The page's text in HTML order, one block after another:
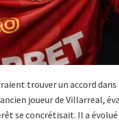
trouver un accord dans
joueur de Villarreal,
se concrétisait. Il a évolué